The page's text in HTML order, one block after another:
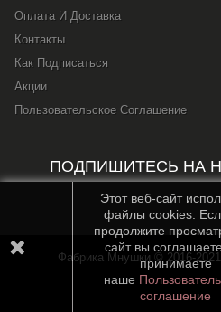
Оплата И Доставка
Контакты
Как Подписаться
Акции
Пользовательское Соглашение
ПОДПИШИТЕСЬ НА
Фабрика Мнушки © 2016-
Этот веб-сайт
файлы cookies.
продолжите
сайт вы
принимаете
наше
соглашение